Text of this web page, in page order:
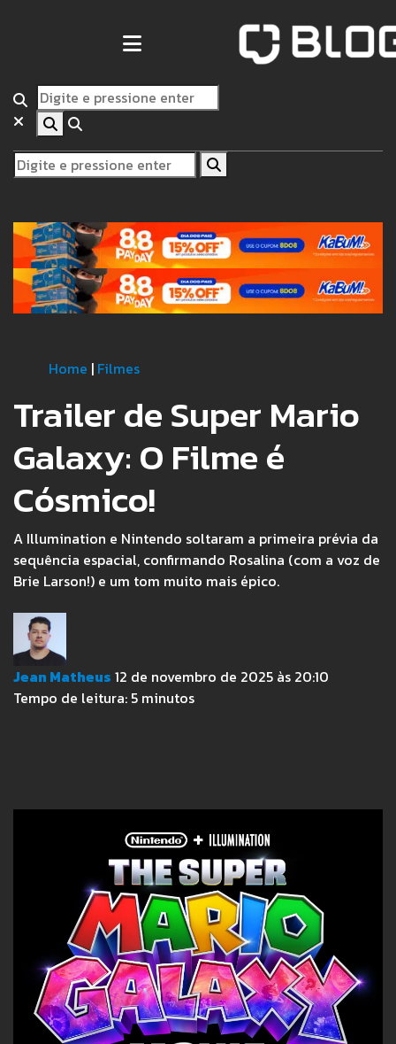
Home | Filmes
Trailer de Super Mario
Galaxy: O Filme é
Cósmico!
A Illumination e Nintendo soltaram a primeira prévia da
sequência espacial, confirmando Rosalina (com a voz de
Brie Larson!) e um tom muito mais épico.
Jean Matheus 12 de novembro de 2025 às 20:10
Tempo de leitura: 5 minutos